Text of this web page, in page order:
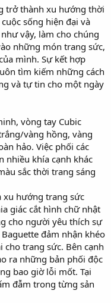
trở thành xu hướng thời
sống hiện đại và
vậy, làm cho chúng
những món trang sức,
mình. Sự kết hợp
tìm kiếm những cách
và tự tin cho một ngày
vòng tay Cubic
vàng hồng, vàng
hảo. Việc phối các
nhiều khía cạnh khác
sắc thời trang sáng
xu hướng trang sức
giác cắt hình chữ nhật
cho người yêu thích sự
đảm nhận khéo
trang sức. Bên cạnh
ra những bản phối độc
bao giờ lỗi mốt. Tại
đẫm trong từng sản